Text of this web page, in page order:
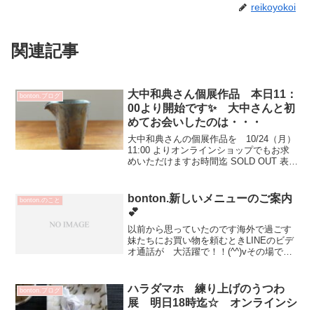
reikoyokoi
関連記事
bonton.ブログ
大中和典さん個展作品 本日11：
00より開始です✨ 大中さんと初
めてお会いしたのは・・・
大中和典さんの個展作品を 10/24（月）
11:00 よりオンラインショップでもお求
めいただけますお時間迄 SOLD OUT 表記
たら嬉しいです☆オンラインショップ開
始...
bonton.のこと
bonton.新しいメニューのご案内
💕
以前から思っていたのです海外で過ごす
妹たちにお買い物を頼むときLINEのビデ
オ通話が 大活躍で！！(^^)vその場で
その場で確認できる雑貨などの仕入れは
この方法も取り...
bonton.ブログ
ハラダマホ 練り上げのうつわ
展 明日18時迄☆ オンラインシ